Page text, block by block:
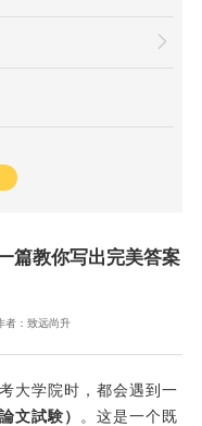
篇教你写出完美答案
：致远尚升
大学院时，都会遇到一
文試験）
。这是一个既